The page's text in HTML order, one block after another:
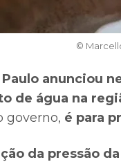
©
anunciou
de água na
governo, é para
da pressão da